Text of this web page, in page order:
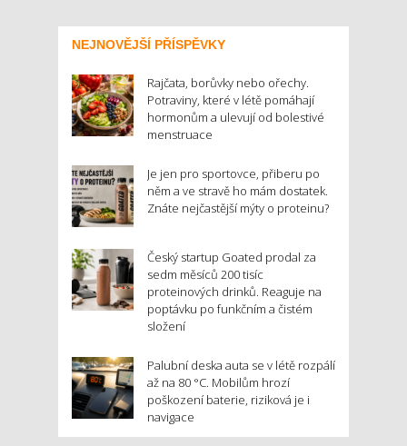
NEJNOVĚJŠÍ PŘÍSPĚVKY
Rajčata, borůvky nebo ořechy.
Potraviny, které v létě pomáhají
hormonům a ulevují od bolestivé
menstruace
Je jen pro sportovce, přiberu po
něm a ve stravě ho mám dostatek.
Znáte nejčastější mýty o proteinu?
Český startup Goated prodal za
sedm měsíců 200 tisíc
proteinových drinků. Reaguje na
poptávku po funkčním a čistém
složení
Palubní deska auta se v létě rozpálí
až na 80 °C. Mobilům hrozí
poškození baterie, riziková je i
navigace